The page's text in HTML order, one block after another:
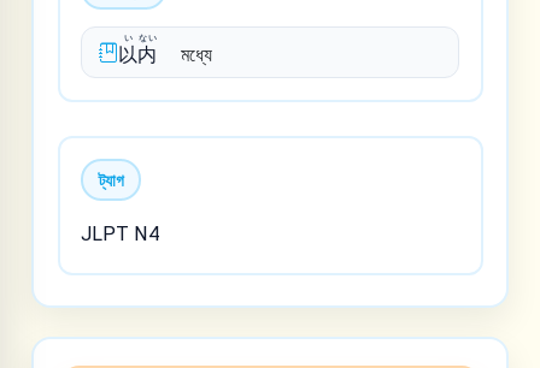
以
い
内
ない
মধ্যে
ট্যাগ
JLPT N4